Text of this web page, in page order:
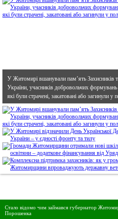
У Житомирі вшанували пам’ять Захисників
України, учасників добровольчих формувань
які були страчені, закатовані або загинули у
Стало відомо чим займався губернатор
Порошенка